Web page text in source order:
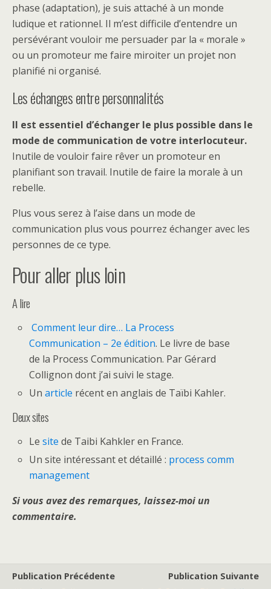
phase (adaptation), je suis attaché à un monde
ludique et rationnel. Il m’est difficile d’entendre un
persévérant vouloir me persuader par la « morale »
ou un promoteur me faire miroiter un projet non
planifié ni organisé.
Les échanges entre personnalités
Il est essentiel d’échanger le plus possible dans le
mode de communication de votre interlocuteur.
Inutile de vouloir faire rêver un promoteur en
planifiant son travail. Inutile de faire la morale à un
rebelle.
Plus vous serez à l’aise dans un mode de
communication plus vous pourrez échanger avec les
personnes de ce type.
Pour aller plus loin
A lire
Comment leur dire… La Process
Communication – 2e édition. Le livre de base
de la Process Communication. Par Gérard
Collignon dont j’ai suivi le stage.
Unarticle récent en anglais de Taïbi Kahler.
Deux sites
Lesitede Taibi Kahkler en France.
Un site intéressant et détaillé : process comm
management
Si vous avez des remarques, laissez-moi un
commentaire.
Publication Précédente
Publication Suivante